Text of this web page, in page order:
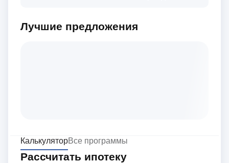
Лучшие предложения
КалькуляторВсе программы
Рассчитать ипотеку